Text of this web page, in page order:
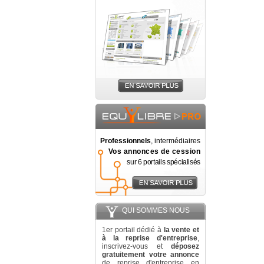
Professionnels, intermédiaires
Vos annonces de cession
sur 6 portails spécialisés
QUI SOMMES NOUS
1er portail dédié à la vente et
à la reprise d'entreprise,
inscrivez-vous et déposez
gratuitement votre annonce